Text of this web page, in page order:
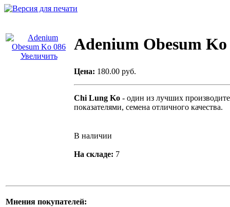
Увеличить
Adenium Obesum Ko
Цена: 180.00 руб.
Chi Lung Ko - один из лучших
показателями, семена отличного качества.
В наличии
На складе: 7
Мнения покупателей: